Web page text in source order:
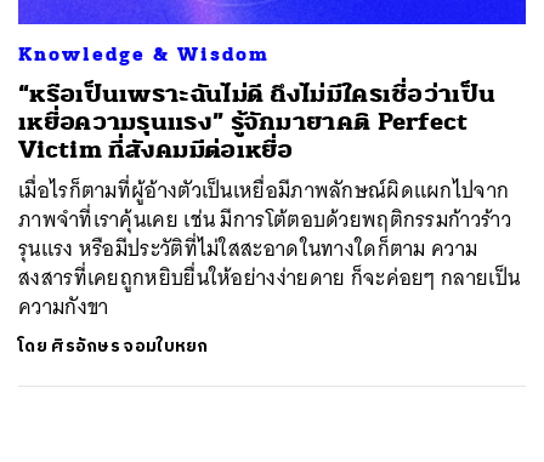
Knowledge & Wisdom
“หรือเป็นเพราะฉันไม่ดี ถึงไม่มีใครเชื่อว่าเป็น
เหยื่อความรุนแรง” รู้จักมายาคติ Perfect
Victim ที่สังคมมีต่อเหยื่อ
เมื่อไรก็ตามที่ผู้อ้างตัวเป็นเหยื่อมีภาพลักษณ์ผิดแผกไปจาก
ภาพจำที่เราคุ้นเคย เช่น มีการโต้ตอบด้วยพฤติกรรมก้าวร้าว
รุนแรง หรือมีประวัติที่ไม่ใสสะอาดในทางใดก็ตาม ความ
สงสารที่เคยถูกหยิบยื่นให้อย่างง่ายดาย ก็จะค่อยๆ กลายเป็น
ความกังขา
โดย ศิรอักษร จอมใบหยก
SHARE TWEET